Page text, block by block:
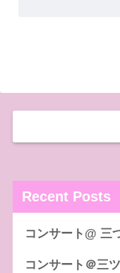
Recent Posts
コンサート@ 三
コンサート＠三